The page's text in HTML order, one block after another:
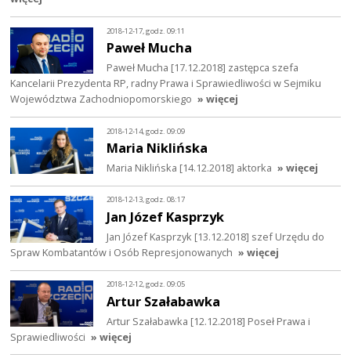
2018-12-17, godz. 09:11
Paweł Mucha
Paweł Mucha [17.12.2018] zastępca szefa
Kancelarii Prezydenta RP, radny Prawa i Sprawiedliwości w Sejmiku
Województwa Zachodniopomorskiego » więcej
2018-12-14, godz. 09:09
Maria Niklińska
Maria Niklińska [14.12.2018] aktorka » więcej
2018-12-13, godz. 08:17
Jan Józef Kasprzyk
Jan Józef Kasprzyk [13.12.2018] szef Urzędu do
Spraw Kombatantów i Osób Represjonowanych » więcej
2018-12-12, godz. 09:05
Artur Szałabawka
Artur Szałabawka [12.12.2018] Poseł Prawa i
Sprawiedliwości » więcej